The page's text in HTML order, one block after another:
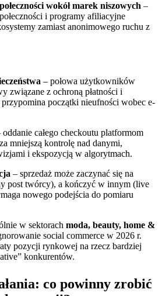
wokół marek niszowych –
i programy afiliacyjne
zamiast anonimowego ruchu z
– połowa użytkowników
związane z ochroną płatności i
początki nieufności wobec e-
oddanie całego checkoutu platformom
mniejszą kontrolę nad danymi,
i ekspozycją w algorytmach.
– sprzedaż może zaczynać się na
post twórcy), a kończyć w innym (live
nowego podejścia do pomiaru
w sektorach moda, beauty, home &
social commerce w 2026 r.
pozycji rynkowej na rzecz bardziej
konkurentów.
co powinny zrobić